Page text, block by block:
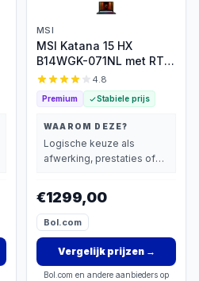
MSI
MSI Katana 15 HX
B14WGK-071NL met RTX
5070
4.8
Premium Stabiele prijs
WAAROM DEZE?
Logische keuze als
afwerking, prestaties of
€1299,00
Bol.com
Vergelijk prijzen→
Bol.com en andere aanbieders op